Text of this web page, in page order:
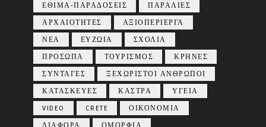
ΕΘΙΜΑ-ΠΑΡΑΔΟΣΕΙΣ
ΠΑΡΑΛΙΕΣ
ΑΡΧΑΙΟΤΗΤΕΣ
ΑΞΙΟΠΕΡΙΕΡΓΑ
ΝΕΑ
ΕΥΖΩΙΑ
ΣΧΟΛΙΑ
ΠΡΟΣΩΠΑ
ΤΟΥΡΙΣΜΟΣ
ΚΡΗΝΕΣ
ΣΥΝΤΑΓΕΣ
ΞΕΧΩΡΙΣΤΟΙ ΑΝΘΡΩΠΟΙ
ΚΑΤΑΣΚΕΥΕΣ
ΚΑΣΤΡΑ
ΥΓΕΙΑ
VIDEO
CRETE
ΟΙΚΟΝΟΜΙΑ